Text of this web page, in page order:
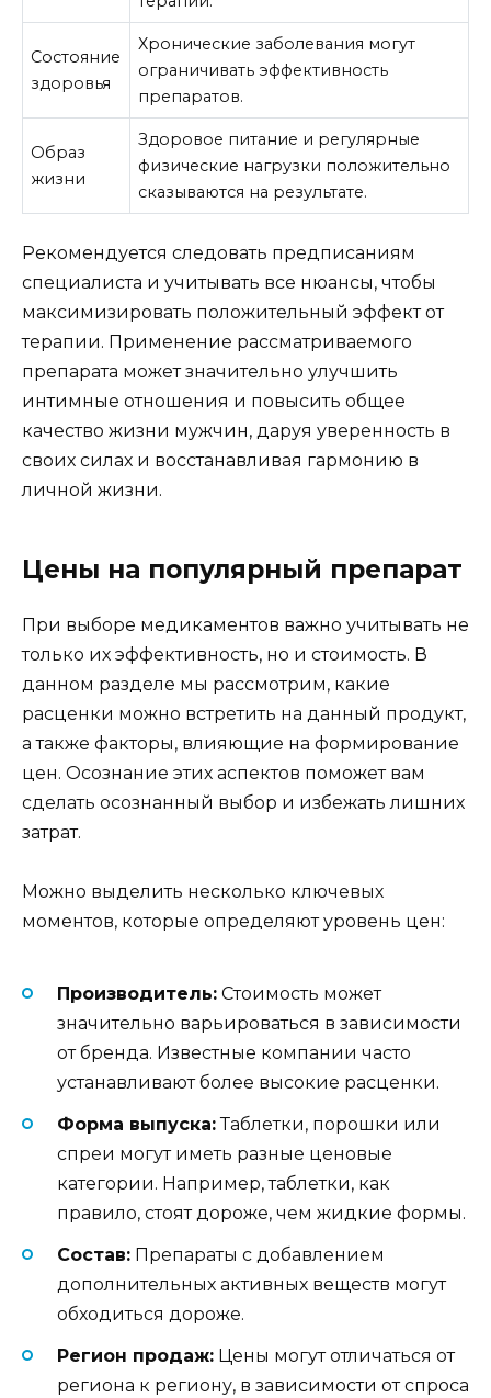
Состояние
здоровья
Хронические заболевания могут
ограничивать эффективность
препаратов.
Образ
жизни
Здоровое питание и регулярные
физические нагрузки положительно
сказываются на результате.
Рекомендуется следовать предписаниям
специалиста и учитывать все нюансы, чтобы
максимизировать положительный эффект от
терапии. Применение рассматриваемого
препарата может значительно улучшить
интимные отношения и повысить общее
качество жизни мужчин, даруя уверенность в
своих силах и восстанавливая гармонию в
личной жизни.
Цены на популярный препарат
При выборе медикаментов важно учитывать не
только их эффективность, но и стоимость. В
данном разделе мы рассмотрим, какие
расценки можно встретить на данный продукт,
а также факторы, влияющие на формирование
цен. Осознание этих аспектов поможет вам
сделать осознанный выбор и избежать лишних
затрат.
Можно выделить несколько ключевых
моментов, которые определяют уровень цен:
Производитель: Стоимость может
значительно варьироваться в зависимости
от бренда. Известные компании часто
устанавливают более высокие расценки.
Форма выпуска:Таблетки, порошки или
спреи могут иметь разные ценовые
категории. Например, таблетки, как
правило, стоят дороже, чем жидкие формы.
Состав: Препараты с добавлением
дополнительных активных веществ могут
обходиться дороже.
Регион продаж: Цены могут отличаться от
региона к региону, в зависимости от спроса